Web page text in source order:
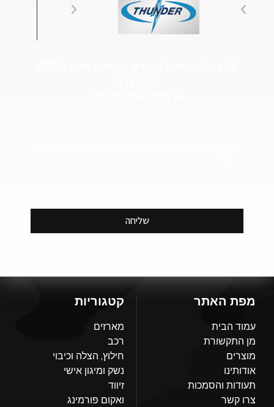
שליחה
מפת האתר
עמוד הבית
מן התקשורת
מוצרים
אודותינו
תעודות והסמכות
צרו קשר
קטגוריות
מארזים
רכב
חילוץ, הצלה וכיבוי
נשק ומיגון אישי
זיווד
ואקום פורמינג